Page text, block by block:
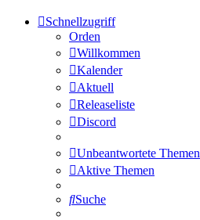
Schnellzugriff
Orden
Willkommen
Kalender
Aktuell
Releaseliste
Discord
Unbeantwortete Themen
Aktive Themen
Suche